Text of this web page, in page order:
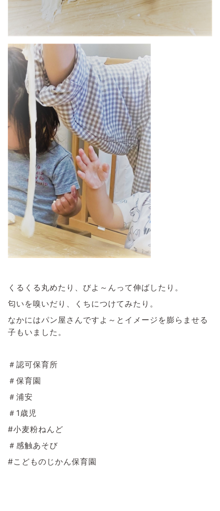
くるくる丸めたり、びよ～んって伸ばしたり。
匂いを嗅いだり、くちにつけてみたり。
なかにはパン屋さんですよ～とイメージを膨らませる
子もいました。
＃認可保育所
＃保育園
＃浦安
＃1歳児
#小麦粉ねんど
＃感触あそび
#こどものじかん保育園